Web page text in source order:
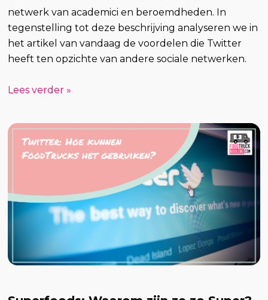
netwerk van academici en beroemdheden. In
tegenstelling tot deze beschrijving analyseren we in
het artikel van vandaag de voordelen die Twitter
heeft ten opzichte van andere sociale netwerken.
Lees verder »